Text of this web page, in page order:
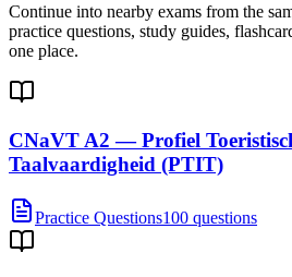
Continue into nearby exams from the
practice questions, study guides,
one place.
CNaVT A2 — Profiel
Taalvaardigheid (PTIT)
Practice Questions100 questions